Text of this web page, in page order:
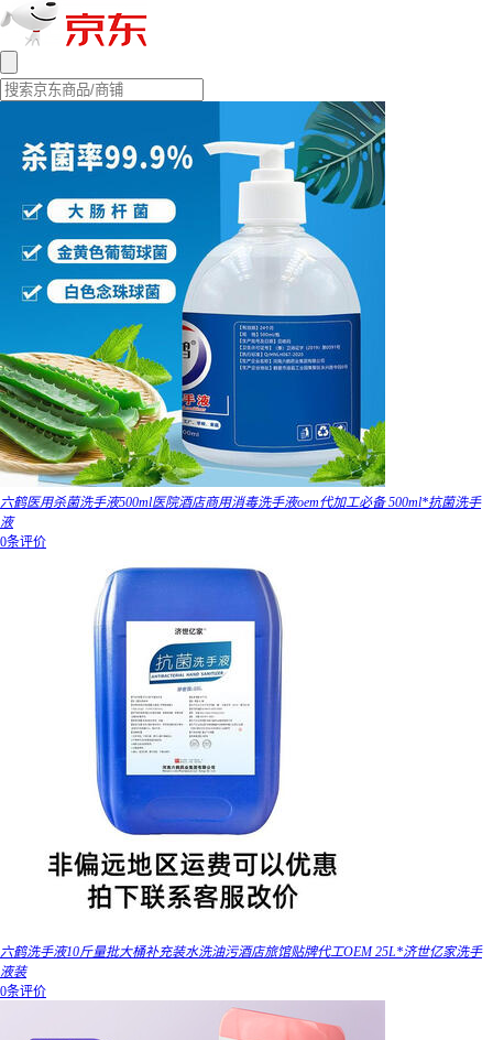
六鹤医用杀菌洗手液500ml医院酒店商用消毒洗手液oem代加工必备 500ml*抗菌洗手
液
0条评价
六鹤洗手液10斤量批大桶补充装水洗油污酒店旅馆贴牌代工OEM 25L*济世亿家洗手
液装
0条评价